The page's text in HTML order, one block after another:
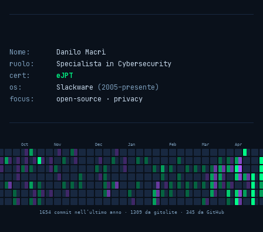
Nome:
Danilo Macrì
ruolo:
Specialista in Cybersecurity
cert:
eJPT
os:
Slackware
(2005–presente)
focus:
open-source · privacy
Oct Nov Dec Jan Feb Mar Apr
1654 commit nell’ultimo anno · 1309 da gitolite · 345 da GitHub